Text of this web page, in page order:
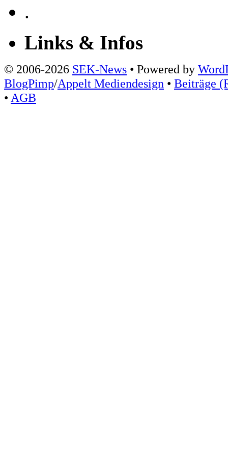
.
Links & Infos
© 2006-2026 SEK-News • Powered by
BlogPimp/Appelt Mediendesign • Beiträge
• AGB